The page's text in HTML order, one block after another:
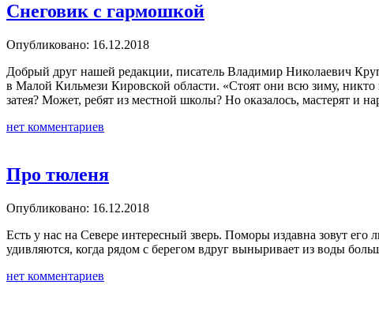
Снеговик с гармошкой
Опубликовано: 16.12.2018
Добрый друг нашей редакции, писатель Владимир Николаевич
в Малой Кильмези Кировской области. «Стоят они всю зиму, никто
затея? Может, ребят из местной школы? Но оказалось, мастерят и
нет комментариев
Про тюленя
Опубликовано: 16.12.2018
Есть у нас на Севере интересный зверь. Поморы издавна зовут
удивляются, когда рядом с берегом вдруг выныривает из воды
нет комментариев